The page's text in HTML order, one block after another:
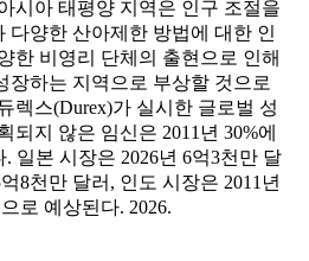
시아 태평양 지역은 인구 조절을
다양한 산아제한 방법에 대한 인
한 비영리 단체의 출현으로 인해
장하는 지역으로 부상할 것으로
렉스(Durex)가 실시한 글로벌 성
되지 않은 임신은 2011년 30%에
일본 시장은 2026년 6억3천만 달
8천만 달러, 인도 시장은 2011년
로 예상된다. 2026.